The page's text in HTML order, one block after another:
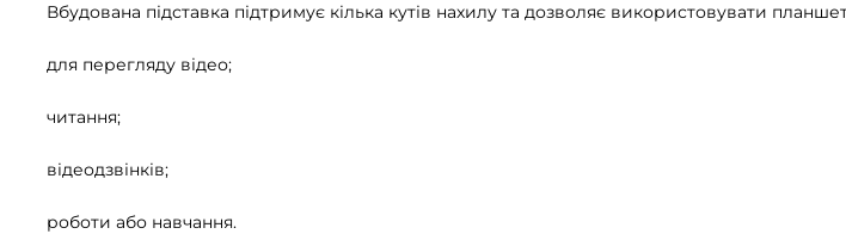
Вбудована підставка підтримує кілька кутів нахилу та дозволяє використовувати
для перегляду відео;
читання;
відеодзвінків;
роботи або навчання.